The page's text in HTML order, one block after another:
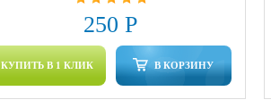
250 Р
КУПИТЬ В 1 КЛИК В КОРЗИНУ